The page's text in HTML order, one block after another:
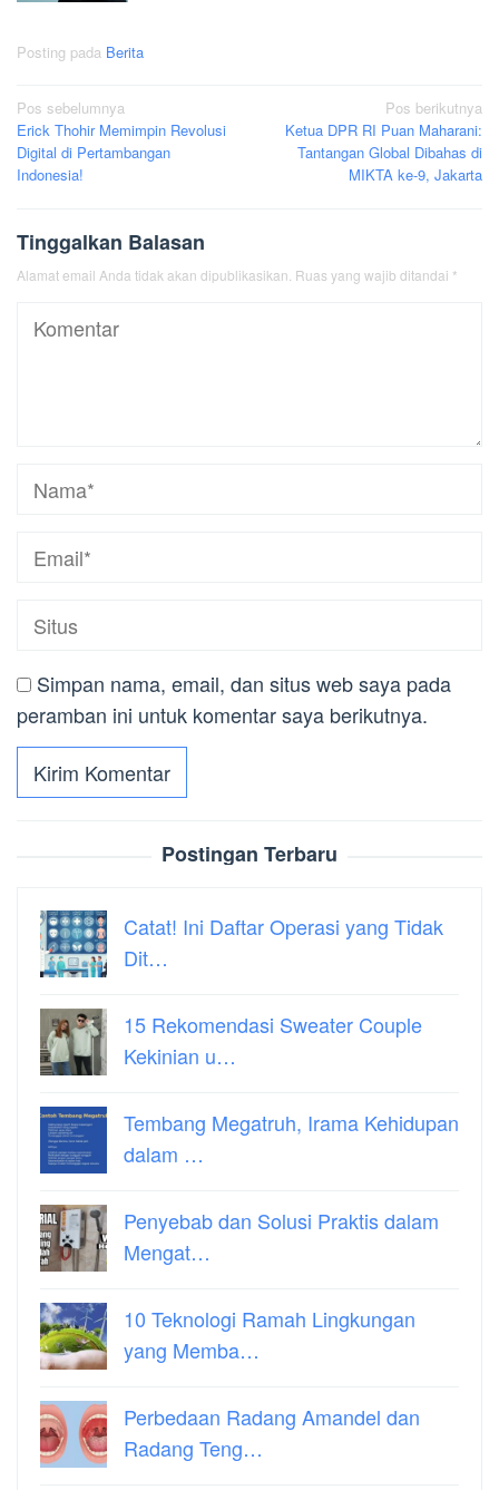
Posting pada Berita
Navigasi
pos
Pos sebelumnya
Erick Thohir Memimpin Revolusi
Digital di Pertambangan
Indonesia!
Pos berikutnya
Ketua DPR RI Puan Maharani:
Tantangan Global Dibahas di
MIKTA ke-9, Jakarta
Tinggalkan Balasan
Alamat email Anda tidak akan dipublikasikan. Ruas yang wajib ditandai *
Simpan nama, email, dan situs web saya pada
peramban ini untuk komentar saya berikutnya.
Postingan Terbaru
Catat! Ini Daftar Operasi yang Tidak
Dit…
15 Rekomendasi Sweater Couple
Kekinian u…
Tembang Megatruh, Irama Kehidupan
dalam …
Penyebab dan Solusi Praktis dalam
Mengat…
10 Teknologi Ramah Lingkungan
yang Memba…
Perbedaan Radang Amandel dan
Radang Teng…